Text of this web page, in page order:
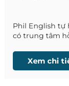
Phil English tự
có trung tâm
trải nghiệm
Xem chi